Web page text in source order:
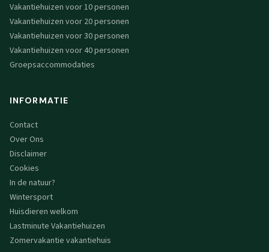
Vakantiehuizen voor 10 personen
Vakantiehuizen voor 20 personen
Vakantiehuizen voor 30 personen
Vakantiehuizen voor 40 personen
Groepsaccommodaties
INFORMATIE
Contact
Over Ons
Disclaimer
Cookies
In de natuur?
Wintersport
Huisdieren welkom
Lastminute Vakantiehuizen
Zomervakantie vakantiehuis